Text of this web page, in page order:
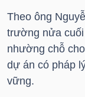
Theo ông
trường nửa
nhường chỗ
dự án có pháp
vững.